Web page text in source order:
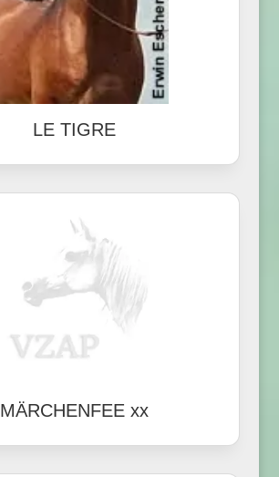
LE TIGRE
MÄRCHENFEE xx